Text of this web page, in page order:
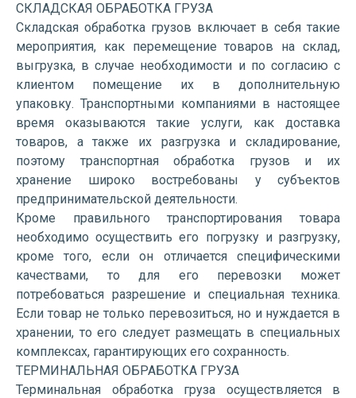
СКЛАДСКАЯ ОБРАБОТКА ГРУЗА
Складская обработка грузов включает в себя такие
мероприятия, как перемещение товаров на склад,
выгрузка, в случае необходимости и по согласию с
клиентом помещение их в дополнительную
упаковку. Транспортными компаниями в настоящее
время оказываются такие услуги, как доставка
товаров, а также их разгрузка и складирование,
поэтому транспортная обработка грузов и их
хранение широко востребованы у субъектов
предпринимательской деятельности.
Кроме правильного транспортирования товара
необходимо осуществить его погрузку и разгрузку,
кроме того, если он отличается специфическими
качествами, то для его перевозки может
потребоваться разрешение и специальная техника.
Если товар не только перевозиться, но и нуждается в
хранении, то его следует размещать в специальных
комплексах, гарантирующих его сохранность.
ТЕРМИНАЛЬНАЯ ОБРАБОТКА ГРУЗА
Терминальная обработка груза осуществляется в